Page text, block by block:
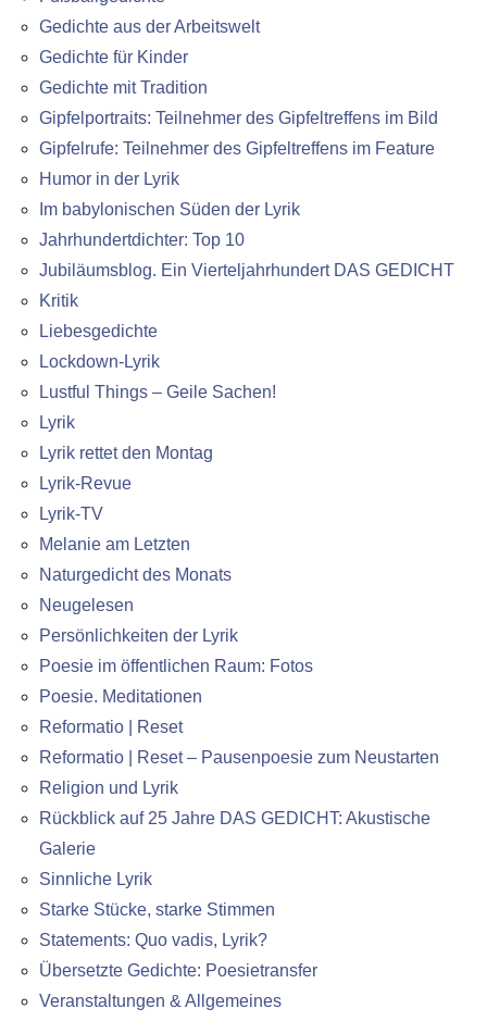
Gedichte aus der Arbeitswelt
Gedichte für Kinder
Gedichte mit Tradition
Gipfelportraits: Teilnehmer des Gipfeltreffens im Bild
Gipfelrufe: Teilnehmer des Gipfeltreffens im Feature
Humor in der Lyrik
Im babylonischen Süden der Lyrik
Jahrhundertdichter: Top 10
Jubiläumsblog. Ein Vierteljahrhundert DAS GEDICHT
Kritik
Liebesgedichte
Lockdown-Lyrik
Lustful Things – Geile Sachen!
Lyrik
Lyrik rettet den Montag
Lyrik-Revue
Lyrik-TV
Melanie am Letzten
Naturgedicht des Monats
Neugelesen
Persönlichkeiten der Lyrik
Poesie im öffentlichen Raum: Fotos
Poesie. Meditationen
Reformatio | Reset
Reformatio | Reset – Pausenpoesie zum Neustarten
Religion und Lyrik
Rückblick auf 25 Jahre DAS GEDICHT: Akustische
Galerie
Sinnliche Lyrik
Starke Stücke, starke Stimmen
Statements: Quo vadis, Lyrik?
Übersetzte Gedichte: Poesietransfer
Veranstaltungen & Allgemeines